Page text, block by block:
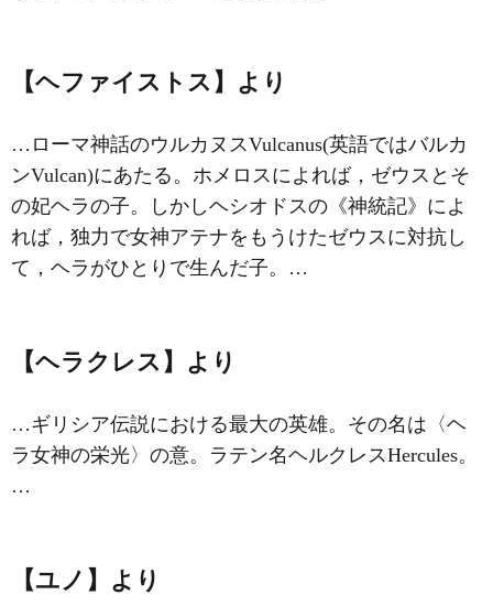
【ヘファイストス】より
…ローマ神話のウルカヌスVulcanus(英語ではバルカ
ンVulcan)にあたる。ホメロスによれば，ゼウスとそ
の妃ヘラの子。しかしヘシオドスの《神統記》によ
れば，独力で女神アテナをもうけたゼウスに対抗し
て，ヘラがひとりで生んだ子。…
【ヘラクレス】より
…ギリシア伝説における最大の英雄。その名は〈ヘ
ラ女神の栄光〉の意。ラテン名ヘルクレスHercules。
…
【ユノ】より